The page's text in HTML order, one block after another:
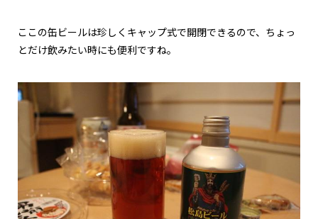
ここの缶ビールは珍しくキャップ式で開閉できるので、ちょっ
とだけ飲みたい時にも便利ですね。